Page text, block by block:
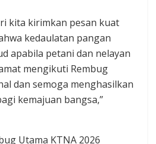
kita kirimkan pesan kuat
kedaulatan pangan
apabila petani dan nelayan
mengikuti Rembug
dan semoga menghasilkan
kemajuan bangsa,”
Utama KTNA 2026